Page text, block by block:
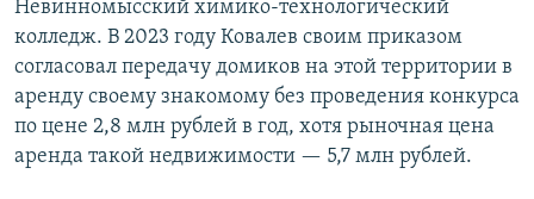
Невинномысский химико-технологический
колледж. В 2023 году Ковалев своим приказом
согласовал передачу домиков на этой территории в
аренду своему знакомому без проведения конкурса
по цене 2,8 млн рублей в год, хотя рыночная цена
аренда такой недвижимости — 5,7 млн рублей.